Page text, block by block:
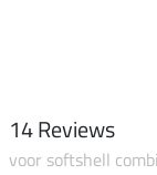
14 Reviews
voor softshell